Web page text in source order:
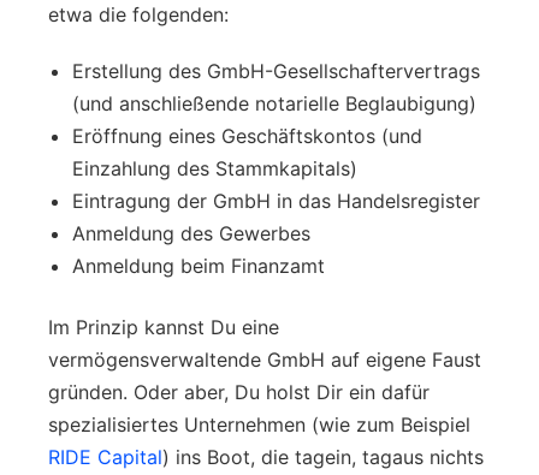
etwa die folgenden:
Erstellung des GmbH-Gesellschaftervertrags
(und anschließende notarielle Beglaubigung)
Eröffnung eines Geschäftskontos (und
Einzahlung des Stammkapitals)
Eintragung der GmbH in das Handelsregister
Anmeldung des Gewerbes
Anmeldung beim Finanzamt
Im Prinzip kannst Du eine
vermögensverwaltende GmbH auf eigene Faust
gründen. Oder aber, Du holst Dir ein dafür
spezialisiertes Unternehmen (wie zum Beispiel
RIDE Capital) ins Boot, die tagein, tagaus nichts